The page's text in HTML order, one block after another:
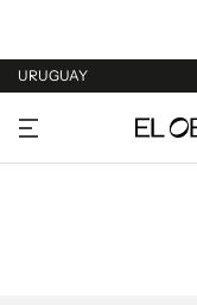
URUGUAY
URUGUAY
ARGENTINA